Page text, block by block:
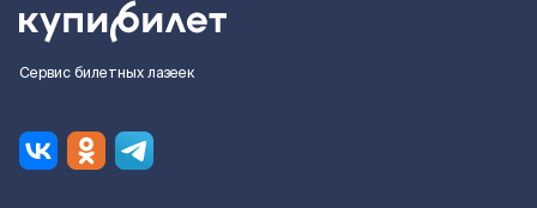
Сервис билетных лазеек